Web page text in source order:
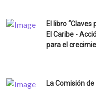
El libro
El Caribe -
para el
La Comisión